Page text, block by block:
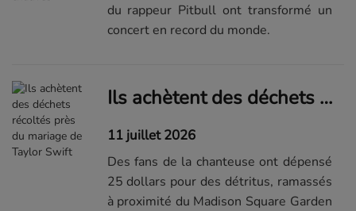
du rappeur Pitbull ont transformé un
concert en record du monde.
Ils achètent des déchets récoltés près du mariage de Taylor Swift
11 juillet 2026
Des fans de la chanteuse ont dépensé
25 dollars pour des détritus, ramassés
à proximité du Madison Square Garden